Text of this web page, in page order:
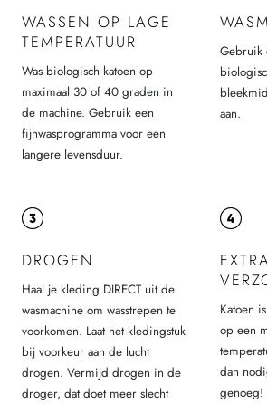
WASSEN OP LAGE
TEMPERATUUR
Was biologisch katoen op
maximaal 30 of 40 graden in
de machine. Gebruik een
fijnwasprogramma voor een
langere levensduur.
Gebruik
aan.
DROGEN
Haal je kleding DIRECT uit de
wasmachine om wasstrepen te
voorkomen. Laat het kledingstuk
bij voorkeur aan de lucht
drogen. Vermijd drogen in de
droger, dat doet meer slecht
Katoen
op een
dan
genoeg!